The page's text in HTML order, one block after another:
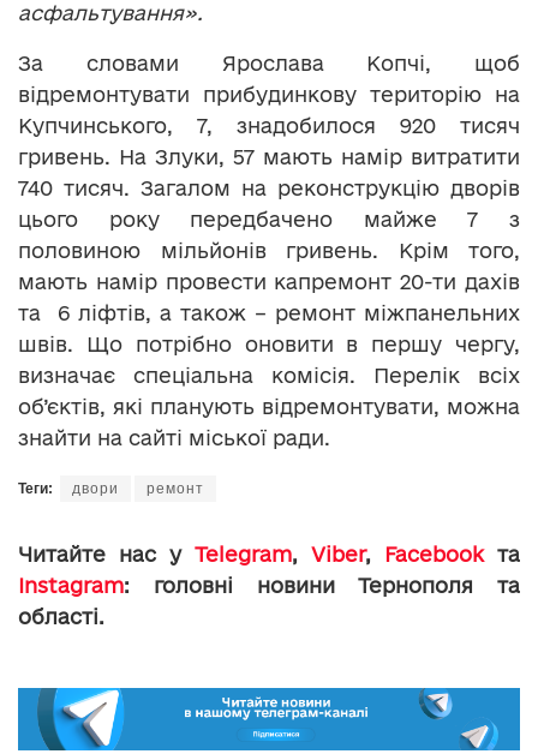
асфальтування».
За словами Ярослава Копчі, щоб
відремонтувати прибудинкову територію на
Купчинського, 7, знадобилося 920 тисяч
гривень. На Злуки, 57 мають намір витратити
740 тисяч. Загалом на реконструкцію дворів
цього року передбачено майже 7 з
половиною мільйонів гривень. Крім того,
мають намір провести капремонт 20-ти дахів
та 6 ліфтів, а також – ремонт міжпанельних
швів. Що потрібно оновити в першу чергу,
визначає спеціальна комісія. Перелік всіх
об’єктів, які планують відремонтувати, можна
знайти на сайті міської ради.
Теги: двори ремонт
Читайте нас у Telegram, Viber, Facebookта
Instagram: головні новини Тернополя та
області.